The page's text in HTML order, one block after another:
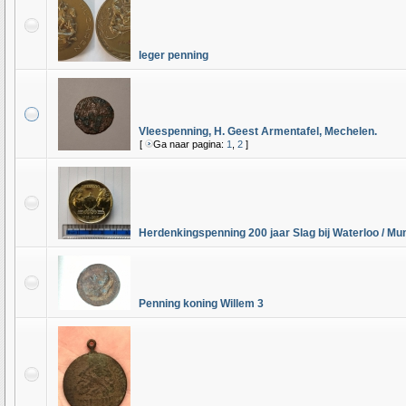
leger penning
Vleespenning, H. Geest Armentafel, Mechelen.
[ Ga naar pagina: 1 2 ]
Herdenkingspenning 200 jaar Slag bij Waterloo /
Penning koning Willem 3